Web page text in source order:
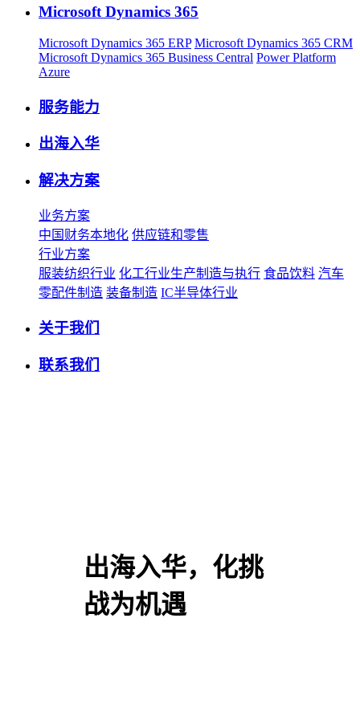
Microsoft Dynamics 365
Microsoft Dynamics 365 ERP Microsoft Dynamics 365 CRM
Microsoft Dynamics 365 Business Central Power Platform
Azure
服务能力
出海入华
解决方案
业务方案
中国财务本地化 供应链和零售
行业方案
服装纺织行业 化工行业生产制造与执行 食品饮料 汽车
零配件制造 装备制造 IC半导体行业
关于我们
联系我们
出海入华，化挑
战为机遇